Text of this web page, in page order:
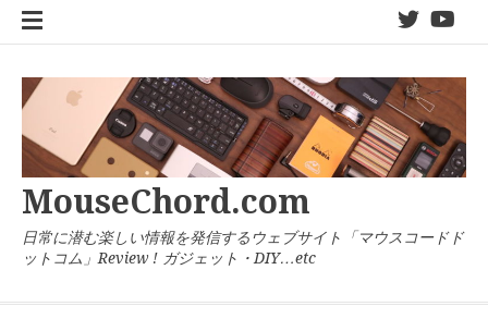
twitter
MouseChord.com
日常に潜む楽しい情報を発信するウェブサイト「マウスコードド
ットコム」Review ! ガジェット・DIY…etc